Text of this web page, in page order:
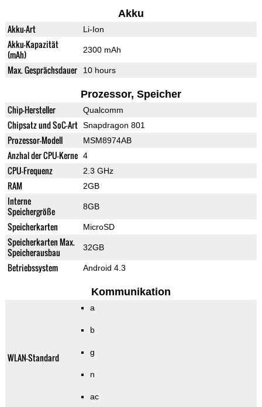
Akku
Akku-Art Li-Ion
Akku-Kapazität
(mAh)
2300 mAh
Max. Gesprächsdauer 10 hours
Prozessor, Speicher
Chip-Hersteller Qualcomm
Chipsatz und SoC-Art Snapdragon 801
Prozessor-Modell MSM8974AB
Anzhal der CPU-Kerne 4
CPU-Frequenz 2.3 GHz
RAM 2GB
Interne
Speichergröße
8GB
Speicherkarten MicroSD
Speicherkarten Max.
Speicherausbau
32GB
Betriebssystem Android 4.3
Kommunikation
WLAN-Standard
a
b
g
n
ac